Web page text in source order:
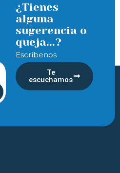
¿Tienes
alguna
sugerencia o
queja...?
Escríbenos
Te
escuchamos